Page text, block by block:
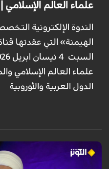
علماء العالم الإسلامي |
الندوة الإلكترونية
الهيمنة» التي عقدتها
علماء العالم الإسلامي
الدول العربية والأوروبية
في حلقة استثنائية من برنامج